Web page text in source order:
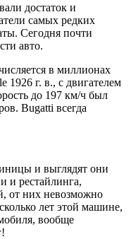
достаток и
самых редких
Сегодня почти
авто.
в миллионах
1926 г. в., с двигателем
до 197 км/ч был
Bugatti всегда
и выглядят они
и рестайлинга,
от них невозможно
лет этой машине,
вообще